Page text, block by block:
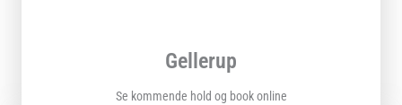
Gellerup
Se kommende hold og book online